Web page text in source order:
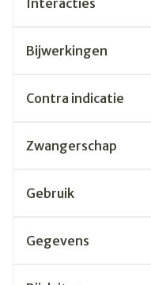
Interacties
Bijwerkingen
Contra indicatie
Zwangerschap
Gebruik
Gegevens